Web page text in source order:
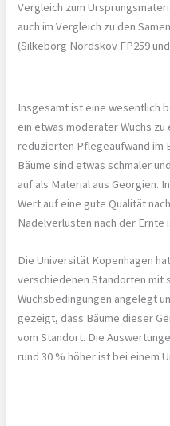
Vergleich zum
auch im Vergleich zu den
(Silkeborg Nordskov FP259
Insgesamt ist eine wesentlich
ein etwas moderater Wuchs
reduzierten Pflegeaufwand im
Bäume sind etwas schmaler
auf als Material aus Georgien.
Wert auf eine gute Qualität
Nadelverlusten nach der Ernte
Die Universität Kopenhagen
verschiedenen Standorten mit
Wuchsbedingungen angelegt
gezeigt, dass Bäume dieser
vom Standort. Die
rund 30 % höher ist bei einem